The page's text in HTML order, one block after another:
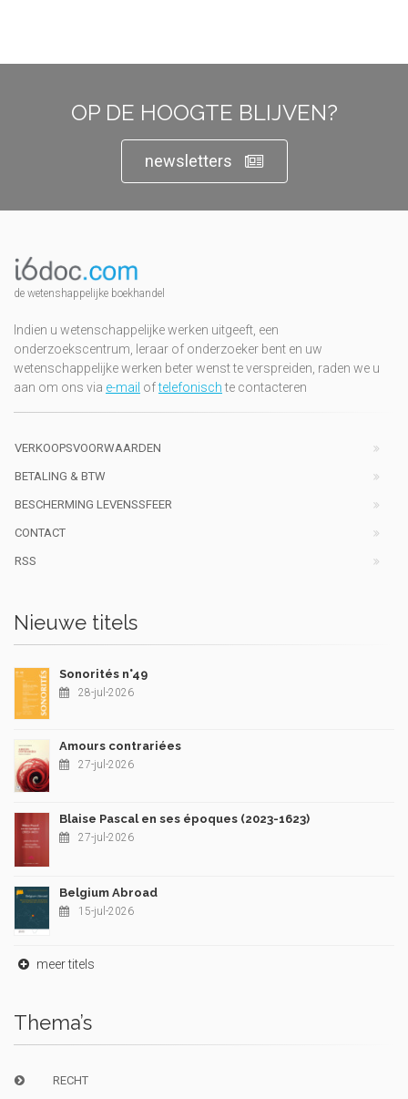
OP DE HOOGTE BLIJVEN?
newsletters
de wetenshappelijke boekhandel
Indien u wetenschappelijke werken uitgeeft, een
onderzoekscentrum, leraar of onderzoeker bent en uw
wetenschappelijke werken beter wenst te verspreiden, raden we u
aan om ons via e-mail oftelefonischte contacteren
VERKOOPSVOORWAARDEN
BETALING & BTW
BESCHERMING LEVENSSFEER
CONTACT
RSS
Nieuwe titels
Sonorités n°49
28-jul-2026
Amours contrariées
27-jul-2026
Blaise Pascal en ses époques (2023-1623)
27-jul-2026
Belgium Abroad
15-jul-2026
meer titels
Thema’s
RECHT